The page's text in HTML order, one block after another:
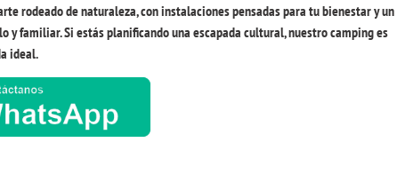
rodeado de naturaleza, con instalaciones pensadas para tu bienestar y un
y familiar. Si estás planificando una escapada cultural, nuestro camping es
ideal.